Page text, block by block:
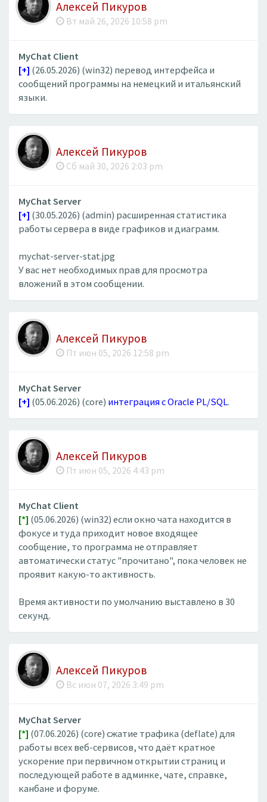
Алексей Пикуров
Вт май 26, 2026 10:58 pm
MyChat Client
[+] (26.05.2026) (win32) перевод интерфейса и
сообщений программы на немецкий и итальянский
языки.
Алексей Пикуров
Сб май 30, 2026 2:03 pm
MyChat Server
[+] (30.05.2026) (admin) расширенная статистика
работы сервера в виде графиков и диаграмм.
mychat-server-stat.jpg
У вас нет необходимых прав для просмотра
вложений в этом сообщении.
Алексей Пикуров
Пт июн 05, 2026 12:58 pm
MyChat Server
[+] (05.06.2026) (core) интеграция с Oracle PL/SQL.
Алексей Пикуров
Пт июн 05, 2026 4:43 pm
MyChat Client
[*] (05.06.2026) (win32) если окно чата находится в
фокусе и туда приходит новое входящее
сообщение, то программа не отправляет
автоматически статус "прочитано", пока человек не
проявит какую-то активность.
Время активности по умолчанию выставлено в 30
секунд.
Алексей Пикуров
Вс июн 07, 2026 3:49 pm
MyChat Server
[*] (07.06.2026) (core) сжатие трафика (deflate) для
работы всех веб-сервисов, что даёт кратное
ускорение при первичном открытии страниц и
последующей работе в админке, чате, справке,
канбане и форуме.